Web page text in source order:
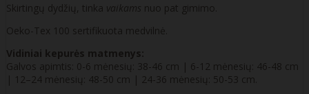
Skirtingų dydžių, tinka vaikams nuo pat gimimo.
Oeko-Tex 100 sertifikuota medvilnė.
Vidiniai kepurės matmenys:
Galvos apimtis: 0-6 mėnesių: 38-46 cm | 6-12 mėnesių: 46-48 cm
| 12–24 mėnesių: 48-50 cm | 24-36 mėnesių: 50-53 cm.